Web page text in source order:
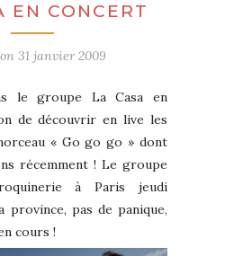
EN CONCERT
31 janvier 2009
le groupe La Casa en
de découvrir en live les
« Go go go » dont
récemment ! Le groupe
à Paris jeudi
province, pas de panique,
cours !